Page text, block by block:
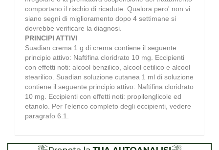
comportano il rischio di ricadute. Qualora pero' non vi
siano segni di miglioramento dopo 4 settimane si
dovrebbe verificare la diagnosi.
PRINCIPI ATTIVI
Suadian crema 1 g di crema contiene il seguente
principio attivo: Naftifina cloridrato 10 mg. Eccipienti
con effetti noti: alcool benzilico, alcool cetilico e alcool
stearilico. Suadian soluzione cutanea 1 ml di soluzione
contiene il seguente principio attivo: Naftifina cloridrato
10 mg. Eccipienti con effetti noti: propilenglicole ed
etanolo. Per l'elenco completo degli eccipienti, vedere
paragrafo 6.1.